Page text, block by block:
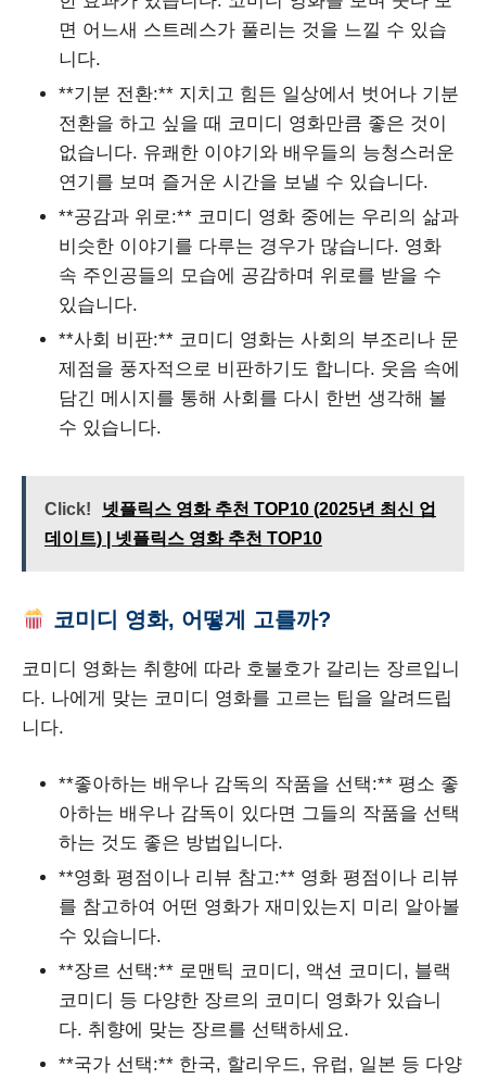
면 어느새 스트레스가 풀리는 것을 느낄 수 있습
니다.
**기분 전환:** 지치고 힘든 일상에서 벗어나 기분
전환을 하고 싶을 때 코미디 영화만큼 좋은 것이
없습니다. 유쾌한 이야기와 배우들의 능청스러운
연기를 보며 즐거운 시간을 보낼 수 있습니다.
**공감과 위로:** 코미디 영화 중에는 우리의 삶과
비슷한 이야기를 다루는 경우가 많습니다. 영화
속 주인공들의 모습에 공감하며 위로를 받을 수
있습니다.
**사회 비판:** 코미디 영화는 사회의 부조리나 문
제점을 풍자적으로 비판하기도 합니다. 웃음 속에
담긴 메시지를 통해 사회를 다시 한번 생각해 볼
수 있습니다.
Click!
넷플릭스 영화 추천 TOP10 (2025년 최신 업
데이트) | 넷플릭스 영화 추천 TOP10
코미디 영화, 어떻게 고를까?
코미디 영화는 취향에 따라 호불호가 갈리는 장르입니
다. 나에게 맞는 코미디 영화를 고르는 팁을 알려드립
니다.
**좋아하는 배우나 감독의 작품을 선택:** 평소 좋
아하는 배우나 감독이 있다면 그들의 작품을 선택
하는 것도 좋은 방법입니다.
**영화 평점이나 리뷰 참고:** 영화 평점이나 리뷰
를 참고하여 어떤 영화가 재미있는지 미리 알아볼
수 있습니다.
**장르 선택:** 로맨틱 코미디, 액션 코미디, 블랙
코미디 등 다양한 장르의 코미디 영화가 있습니
다. 취향에 맞는 장르를 선택하세요.
**국가 선택:** 한국, 할리우드, 유럽, 일본 등 다양